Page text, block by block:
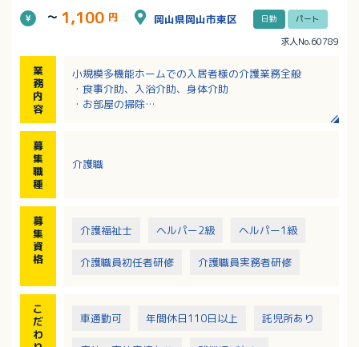
～ 1,100 円 岡山県岡山市東区 日勤 パート
求人No.60789
業
務
内
容
小規模多機能ホームでの入居者様の介護業務全般
・食事介助、入浴介助、身体介助
・お部屋の掃除
・入居者の方とのコミュニケーション 等
募
集
職
種
介護職
募
集
資
格
介護福祉士 ヘルパー2級 ヘルパー1級
介護職員初任者研修 介護職員実務者研修
こ
だ
わ
車通勤可 年間休日110日以上 託児所あり